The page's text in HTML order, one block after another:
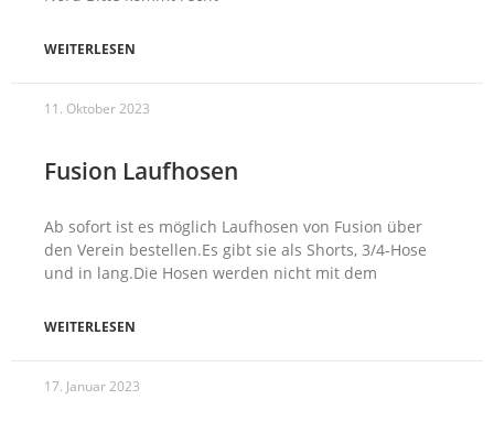
WEITERLESEN
11. Oktober 2023
Fusion Laufhosen
Ab sofort ist es möglich Laufhosen von Fusion über
den Verein bestellen.Es gibt sie als Shorts, 3/4-Hose
und in lang.Die Hosen werden nicht mit dem
WEITERLESEN
17. Januar 2023